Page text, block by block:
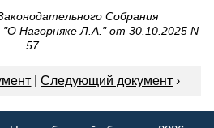
Собрания
"О Нагорняке Л.А." от 30.10.2025 N
57
|Следующий документ ›